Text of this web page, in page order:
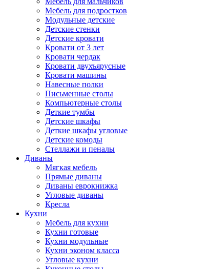
Мебель для подростков
Модульные детские
Детские стенки
Детские кровати
Кровати от 3 лет
Кровати чердак
Кровати двухъярусные
Кровати машины
Навесные полки
Письменные столы
Компьютерные столы
Деткие тумбы
Детские шкафы
Деткие шкафы угловые
Детские комоды
Стеллажи и пеналы
Диваны
Мягкая мебель
Прямые диваны
Диваны еврокнижка
Угловые диваны
Кресла
Кухни
Мебель для кухни
Кухни готовые
Кухни модульные
Кухни эконом класса
Угловые кухни